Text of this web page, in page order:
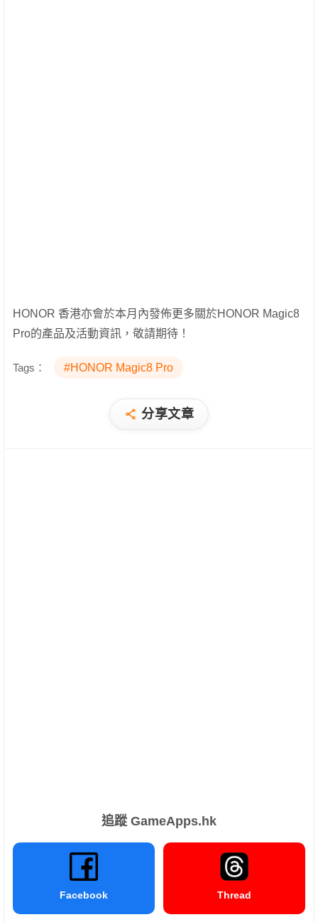
HONOR 香港亦會於本月內發佈更多關於HONOR Magic8
Pro的產品及活動資訊，敬請期待！
Tags： #HONOR Magic8 Pro
分享文章
追蹤 GameApps.hk
Facebook Thread